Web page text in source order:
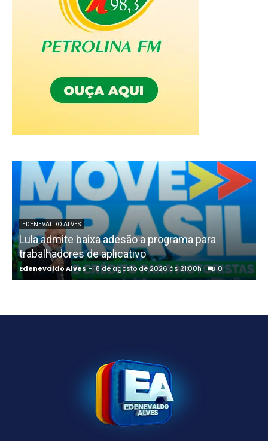
EDENEVALDO ALVES
Lula admite baixa adesão a programa para
trabalhadores de aplicativo
Edenevaldo Alves - 8 de agosto de 2026 às 21:00h 0